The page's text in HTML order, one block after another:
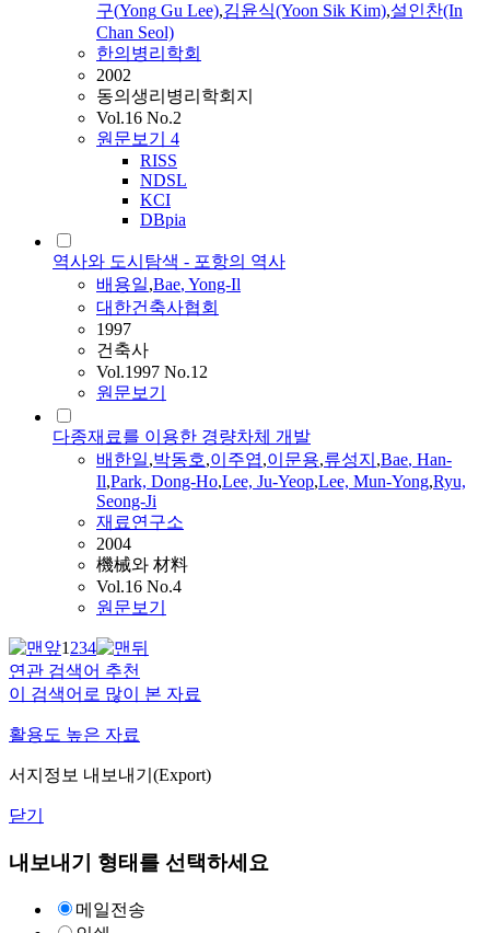
구(Yong Gu Lee),김윤식(Yoon Sik Kim),설인찬(In
Chan Seol)
한의병리학회
2002
동의생리병리학회지
Vol.16 No.2
원문보기 4
RISS
NDSL
KCI
DBpia
역사와 도시탐색 - 포항의 역사
배용일,Bae, Yong-Il
대한건축사협회
1997
건축사
Vol.1997 No.12
원문보기
다종재료를 이용한 경량차체 개발
배 한일,박동호,이주엽,이문용,류성지 ,Bae, Han-
Il,Park, Dong-Ho,Lee, Ju-Yeop,Lee, Mun-Yong,Ryu,
Seong-Ji
재료연구소
2004
機械와 材料
Vol.16 No.4
원문보기
1234
연관 검색어 추천
이 검색어로 많이 본 자료
활용도 높은 자료
서지정보 내보내기(Export)
닫기
내보내기 형태를 선택하세요
메일전송